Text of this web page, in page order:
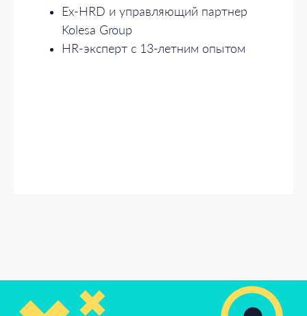
Ex-HRD и управляющий партнер
Kolesa Group
HR-эксперт с 13-летним опытом